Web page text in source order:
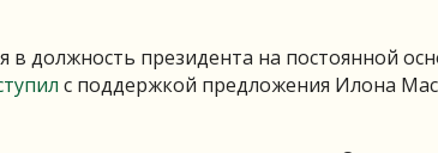
должность президента на постоянной
с поддержкой предложения Илона